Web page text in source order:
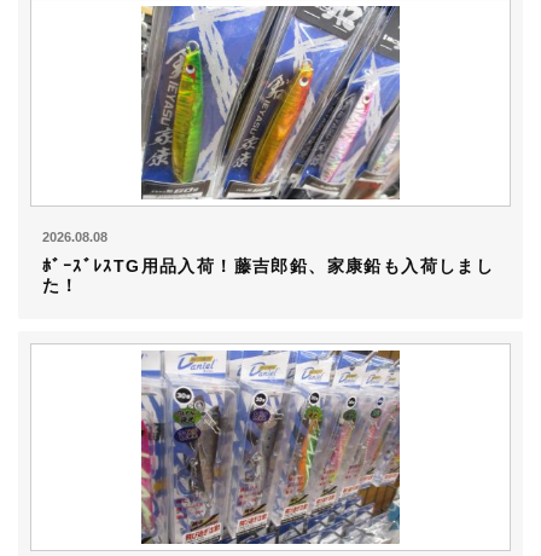
2026.08.08
ﾎﾞｰｽﾞﾚｽTG用品入荷！藤吉郎鉛、家康鉛も入荷しまし
た！